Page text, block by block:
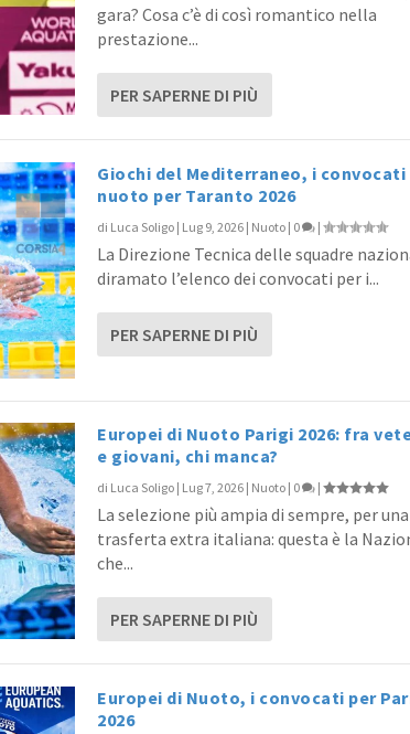
gara? Cosa c’è di così romantico nella
prestazione...
PER SAPERNE DI PIÙ
Giochi del Mediterraneo, i convocati
nuoto per Taranto 2026
di Luca Soligo | Lug 9, 2026 | Nuoto | 0 |
La Direzione Tecnica delle squadre
diramato l’elenco dei convocati per i...
PER SAPERNE DI PIÙ
Europei di Nuoto Parigi 2026: fra
e giovani, chi manca?
di Luca Soligo | Lug 7, 2026 | Nuoto | 0 |
La selezione più ampia di sempre, per una
trasferta extra italiana: questa è la
che...
PER SAPERNE DI PIÙ
Europei di Nuoto, i convocati per
2026